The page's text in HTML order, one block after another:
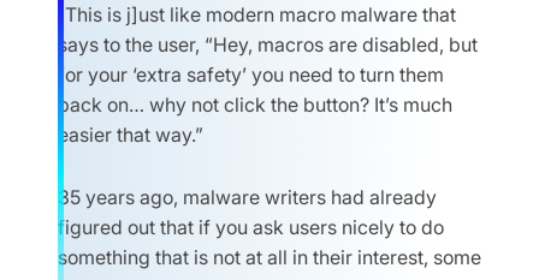
[This is j]ust like modern macro malware that
says to the user, “Hey, macros are disabled, but
for your ‘extra safety’ you need to turn them
back on… why not click the button? It’s much
easier that way.”
35 years ago, malware writers had already
figured out that if you ask users nicely to do
something that is not at all in their interest, some